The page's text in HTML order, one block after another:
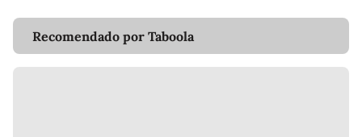
Recomendado por Taboola